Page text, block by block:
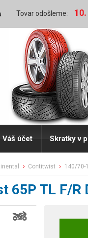
Tovar odošleme:
Váš účet Skratky v
contitwist 140/70-
65P TL F/R